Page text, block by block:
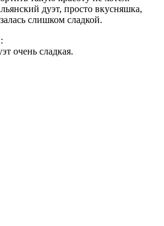
дуэт, просто вкусняшка,
слишком сладкой.
очень сладкая.